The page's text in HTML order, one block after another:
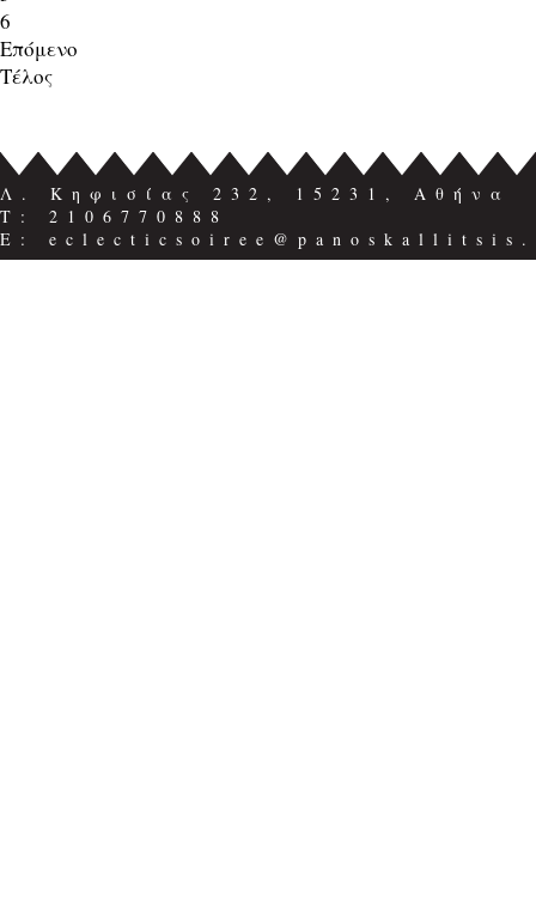
6
Επόμενο
Τέλος
Λ. Κηφισίας 232, 15231, Αθήνα
Τ: 2106770888
E: